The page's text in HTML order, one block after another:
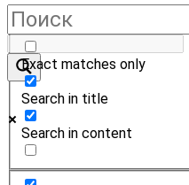
Exact matches only
Search in title
Search in content